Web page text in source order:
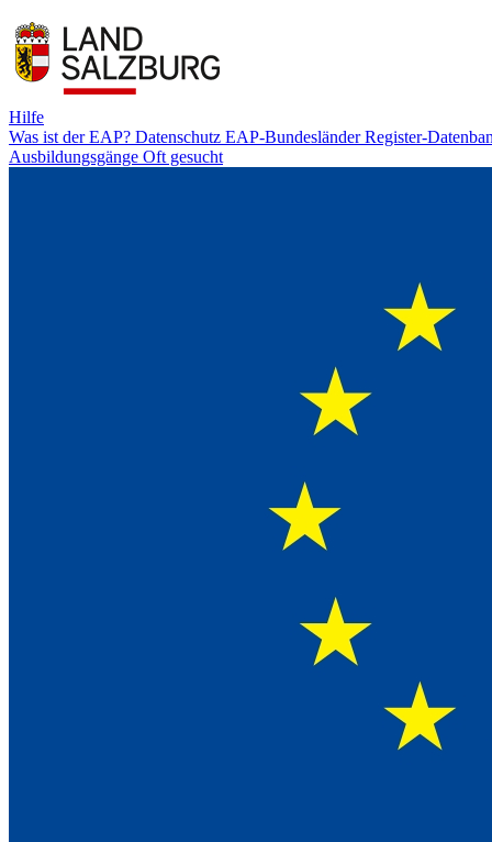
Hilfe
Was ist der EAP? Datenschutz EAP-BundesländerRegister-
Ausbildungsgänge Oft gesucht